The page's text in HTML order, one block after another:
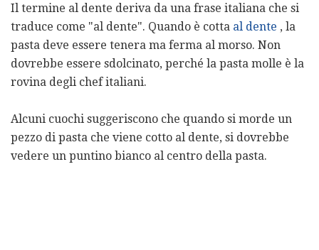
Il termine al dente deriva da una frase italiana che si
traduce come "al dente". Quando è cotta al dente , la
pasta deve essere tenera ma ferma al morso. Non
dovrebbe essere sdolcinato, perché la pasta molle è la
rovina degli chef italiani.
Alcuni cuochi suggeriscono che quando si morde un
pezzo di pasta che viene cotto al dente, si dovrebbe
vedere un puntino bianco al centro della pasta.